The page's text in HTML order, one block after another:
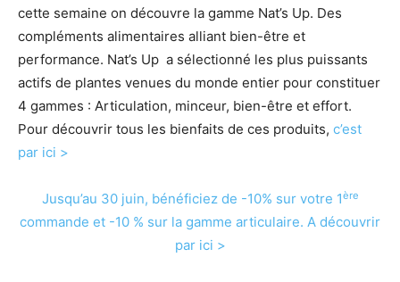
cette semaine on découvre la gamme Nat’s Up. Des
compléments alimentaires alliant bien-être et
performance. Nat’s Up a sélectionné les plus puissants
actifs de plantes venues du monde entier pour constituer
4 gammes : Articulation, minceur, bien-être et effort.
Pour découvrir tous les bienfaits de ces produits, c’est
par ici >
Jusqu’au 30 juin, bénéficiez de -10% sur votre 1ère
commande et -10 % sur la gamme articulaire. A découvrir
par ici >